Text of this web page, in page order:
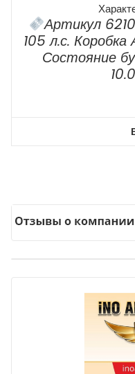
Артикул
105 л.с.
Состояние